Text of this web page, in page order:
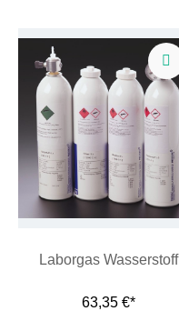
Laborgas Wasserstoff
63,35 €*